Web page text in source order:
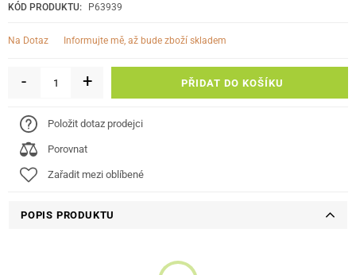
KÓD PRODUKTU: P63939
Na Dotaz informujte mě, až bude zboží skladem
- + PŘIDAT DO KOŠÍKU
Položit dotaz prodejci
Porovnat
Zařadit mezi oblíbené
POPIS PRODUKTU